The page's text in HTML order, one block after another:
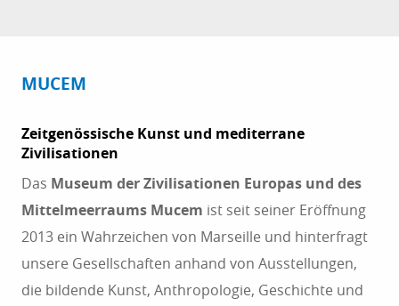
MUCEM
Zeitgenössische Kunst und mediterrane
Zivilisationen
Das Museum der Zivilisationen Europas und des
Mittelmeerraums Mucem ist seit seiner Eröffnung
2013 ein Wahrzeichen von Marseille und hinterfragt
unsere Gesellschaften anhand von Ausstellungen,
die bildende Kunst, Anthropologie, Geschichte und